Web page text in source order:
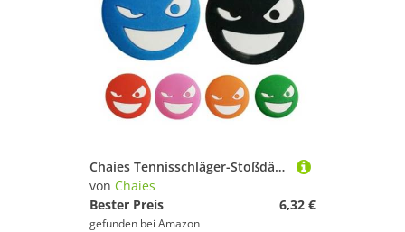
Chaies Tennisschläger-Stoßdämpfer, Tennisdämpfer, 6-teiliges Silikon-Tenniszubehör, Anti-Vibration, Tennisschläger für Racqueball
von Chaies
Bester Preis
6,32 €
gefunden bei Amazon